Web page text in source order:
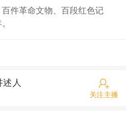
件革命文物、百段红色记
人
关注主播